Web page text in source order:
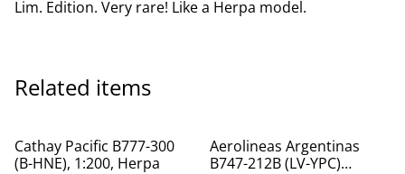
Lim. Edition. Very rare! Like a Herpa model.
Related items
Cathay Pacific B777-300
(B-HNE), 1:200, Herpa
Aerolineas Argentinas
B747-212B (LV-YPC)